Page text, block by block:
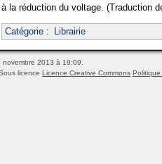
à la réduction du voltage. (Traduction
Catégorie: Librairie
2013 à 19:09.
licence Licence Creative Commons